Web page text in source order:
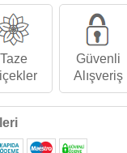
Taze
Güvenli
Alışveriş